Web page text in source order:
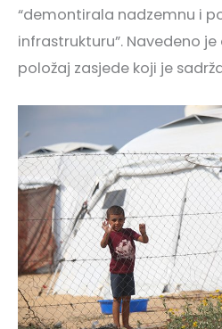
“demontirala nadzemnu i
infrastrukturu”. Navedeno
položaj zasjede koji je